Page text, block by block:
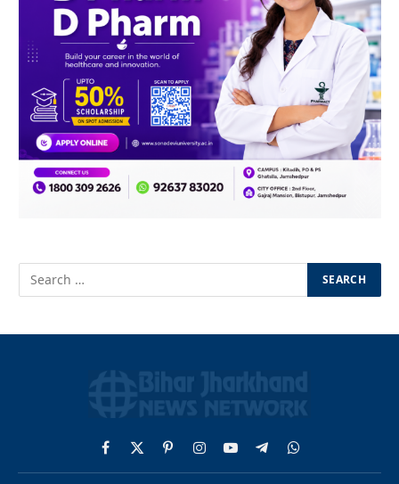
Facebook
X
(Twitter)
PinterestInstagram
YouTubeTelegramWhatsApp